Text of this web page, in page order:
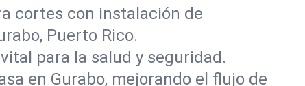
cortes con instalación de
Puerto Rico.
para la salud y seguridad.
en Gurabo, mejorando el flujo de